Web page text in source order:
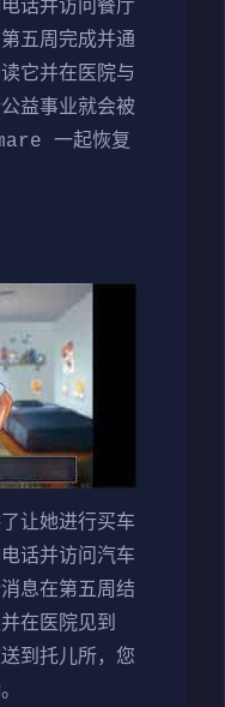
话并访问餐厅
五周完成并通
它并在医院与
益事业就会被
一起恢复
让她进行买车
话并访问汽车
息在第五周结
在医院见到
到托儿所，您